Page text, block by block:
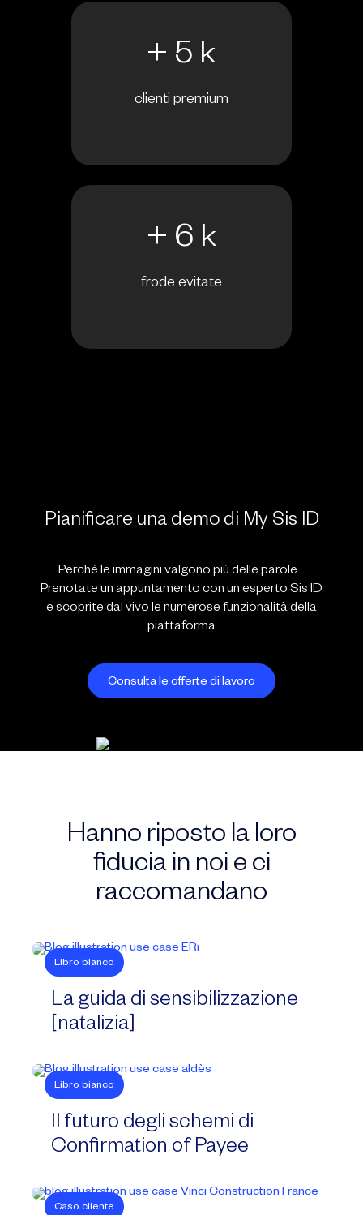
+ 5 k
clienti premium
+ 6 k
frode evitate
Pianificare una demo di My Sis ID
Perché le immagini valgono più delle parole…
Prenotate un appuntamento con un esperto Sis ID
e scoprite dal vivo le numerose funzionalità della
piattaforma
Consulta le offerte di lavoro
Hanno riposto la loro
fiducia in noi e ci
raccomandano
Libro bianco
La guida di sensibilizzazione
[natalizia]
Libro bianco
Il futuro degli schemi di
Confirmation of Payee
Caso cliente